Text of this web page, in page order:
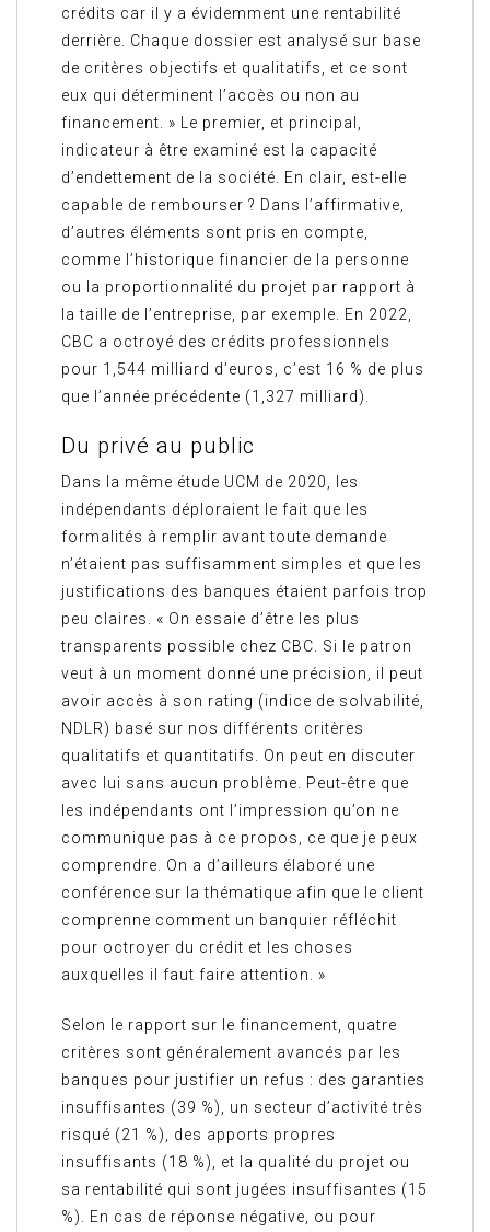
crédits car il y a évidemment une rentabilité
derrière. Chaque dossier est analysé sur base
de critères objectifs et qualitatifs, et ce sont
eux qui déterminent l’accès ou non au
financement. » Le premier, et principal,
indicateur à être examiné est la capacité
d’endettement de la société. En clair, est-elle
capable de rembourser ? Dans l’affirmative,
d’autres éléments sont pris en compte,
comme l’historique financier de la personne
ou la proportionnalité du projet par rapport à
la taille de l’entreprise, par exemple. En 2022,
CBC a octroyé des crédits professionnels
pour 1,544 milliard d’euros, c’est 16 % de plus
que l’année précédente (1,327 milliard).
Du privé au public
Dans la même étude UCM de 2020, les
indépendants déploraient le fait que les
formalités à remplir avant toute demande
n’étaient pas suffisamment simples et que les
justifications des banques étaient parfois trop
peu claires. « On essaie d’être les plus
transparents possible chez CBC. Si le patron
veut à un moment donné une précision, il peut
avoir accès à son rating (indice de solvabilité,
NDLR) basé sur nos différents critères
qualitatifs et quantitatifs. On peut en discuter
avec lui sans aucun problème. Peut-être que
les indépendants ont l’impression qu’on ne
communique pas à ce propos, ce que je peux
comprendre. On a d’ailleurs élaboré une
conférence sur la thématique afin que le client
comprenne comment un banquier réfléchit
pour octroyer du crédit et les choses
auxquelles il faut faire attention. »
Selon le rapport sur le financement, quatre
critères sont généralement avancés par les
banques pour justifier un refus : des garanties
insuffisantes (39 %), un secteur d’activité très
risqué (21 %), des apports propres
insuffisants (18 %), et la qualité du projet ou
sa rentabilité qui sont jugées insuffisantes (15
%). En cas de réponse négative, ou pour